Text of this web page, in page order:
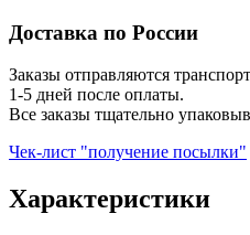
Доставка по России
Заказы отправляются
1-5 дней после оплаты.
Все заказы тщательно
Чек-лист "получение посылки"
Характеристики